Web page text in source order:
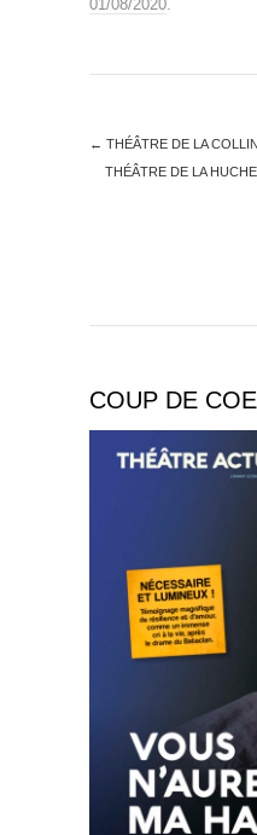
01/08/2020
← THÉÂTRE DE LA
THÉÂTRE DE LA
COUP DE